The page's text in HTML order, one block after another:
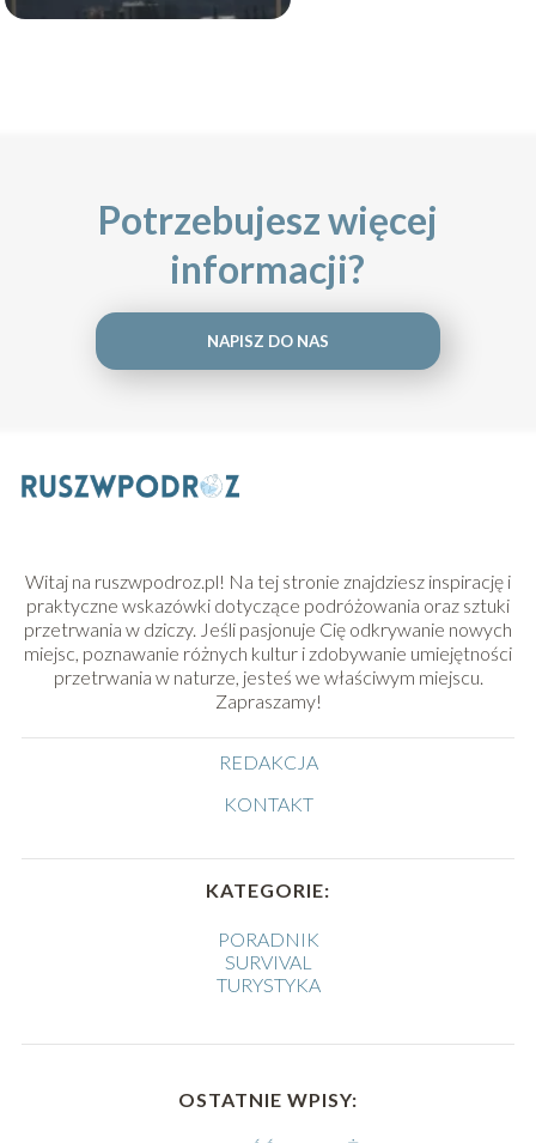
Potrzebujesz więcej
informacji?
NAPISZ DO NAS
Witaj na ruszwpodroz.pl! Na tej stronie znajdziesz inspirację i
praktyczne wskazówki dotyczące podróżowania oraz sztuki
przetrwania w dziczy. Jeśli pasjonuje Cię odkrywanie nowych
miejsc, poznawanie różnych kultur i zdobywanie umiejętności
przetrwania w naturze, jesteś we właściwym miejscu.
Zapraszamy!
REDAKCJA
KONTAKT
KATEGORIE:
PORADNIK
SURVIVAL
TURYSTYKA
OSTATNIE WPISY: